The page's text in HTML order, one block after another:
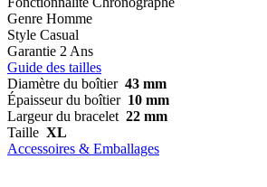
Genre Homme
Style Casual
Garantie 2 Ans
Guide des tailles
Diamètre du boîtier 43 mm
Épaisseur du boîtier 10 mm
Largeur du bracelet 22 mm
Taille XL
Accessoires & Emballages